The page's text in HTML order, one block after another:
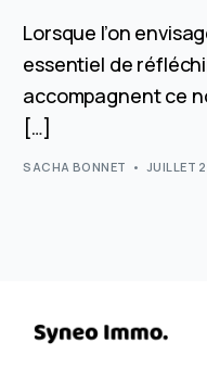
Lorsque l’on
essentiel de
accompagnent ce
[…]
SACHA BONNET JUILLET